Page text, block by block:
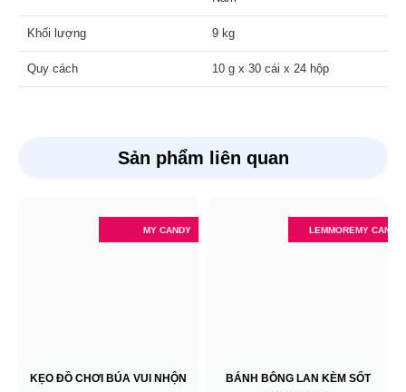
Khối lượng 9 kg
Quy cách 10 g x 30 cái x 24 hộp
Sản phẩm liên quan
MY CANDY
KẸO ĐỒ CHƠI BÚA VUI NHỘN
LEMMOREMY CANDY
BÁNH BÔNG LAN KÈM SỐT